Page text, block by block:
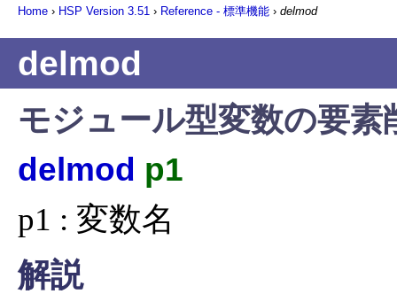
Home › HSP Version 3.51 › Reference - 標準機能 › delmod
delmod
モジュール型変数の要素
delmod p1
p1 : 変数名
解説